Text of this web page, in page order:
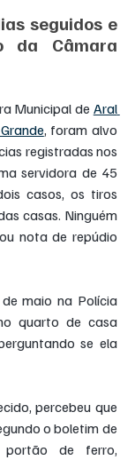
seguidos e
da Câmara
Municipal de Aral
, foram alvo
registradas nos
servidora de 45
casos, os tiros
casas. Ninguém
nota de repúdio
maio na Polícia
quarto de casa
se ela
percebeu que
o boletim de
portão de ferro,